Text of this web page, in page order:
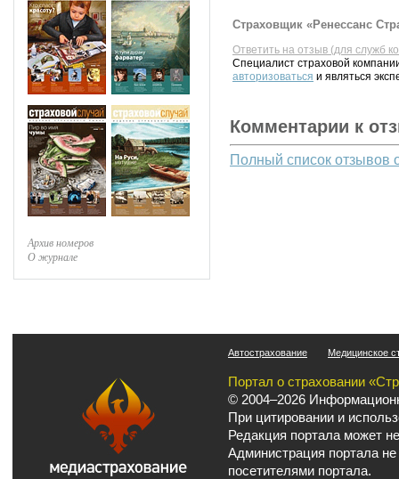
Архив номеров
О журнале
Страховщик «Ренессанс
Ответить на отзыв (для служб
Специалист страховой
авторизоваться и являться
Комментарии к
Полный список отзывов
Автострахование Медицинское
Портал о страховании
© 2004–2026
При цитировании и
Редакция портала может
Администрация портала
посетителями портала.